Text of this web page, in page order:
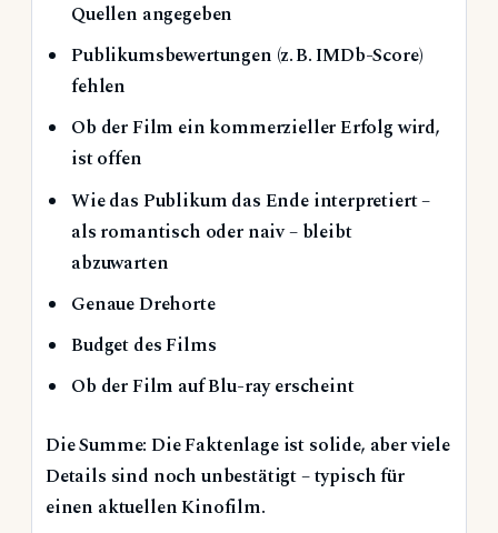
Quellen angegeben
Publikumsbewertungen (z. B. IMDb-Score)
fehlen
Ob der Film ein kommerzieller Erfolg wird,
ist offen
Wie das Publikum das Ende interpretiert –
als romantisch oder naiv – bleibt
abzuwarten
Genaue Drehorte
Budget des Films
Ob der Film auf Blu-ray erscheint
Die Summe: Die Faktenlage ist solide, aber viele
Details sind noch unbestätigt – typisch für
einen aktuellen Kinofilm.